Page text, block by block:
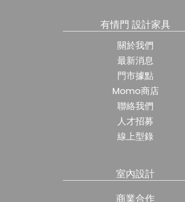
有情門 設計家具
關於我們
最新消息
門市據點
Momo商店
聯絡我們
人才招募
線上型錄
室內設計
商業合作